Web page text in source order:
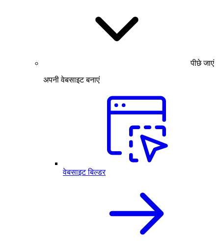
पीछे जाएं
अपनी वेबसाइट बनाएं
वेबसाइट बिल्डर